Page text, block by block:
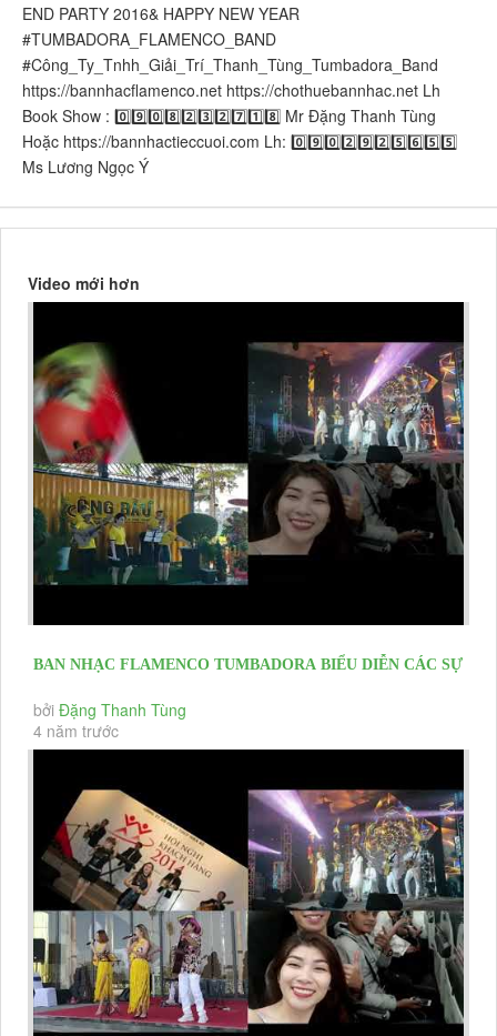
END PARTY 2016& HAPPY NEW YEAR
#TUMBADORA_FLAMENCO_BAND​​​​
#Công_Ty_Tnhh_Giải_Trí_Thanh_Tùng_Tumbadora_Band​​​​
https://bannhacflamenco.net​​​​ https://chothuebannhac.net​​​​ Lh
Book Show : 0️⃣9️⃣0️⃣8️⃣2️⃣3️⃣2️⃣7️⃣1️⃣8️⃣ Mr Đặng Thanh Tùng
Hoặc https://bannhactieccuoi.com​​​​ Lh: 0️⃣9️⃣0️⃣2️⃣9️⃣2️⃣5️⃣6️⃣5️⃣5️⃣
Ms Lương Ngọc Ý
Video mới hơn
BAN NHẠC FLAMENCO TUMBADORA BIỂU DIỄN CÁC SỰ
KIỆN KHAI TRƯƠNG, HỘI...
bởi Đặng Thanh Tùng
4 năm trước